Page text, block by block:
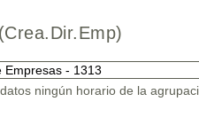
(Crea.Dir.Emp)
ningún horario de la